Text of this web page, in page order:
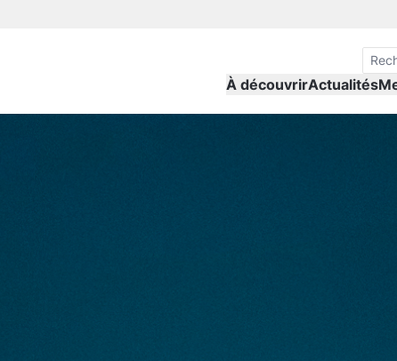
À découvrirActualités